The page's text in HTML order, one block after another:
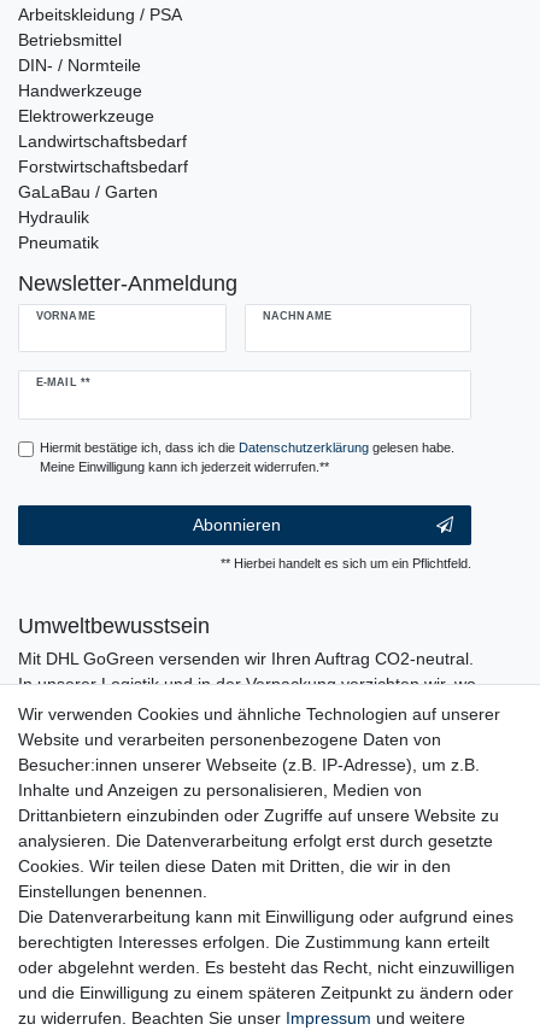
Arbeitskleidung / PSA
Betriebsmittel
DIN- / Normteile
Handwerkzeuge
Elektrowerkzeuge
Landwirtschaftsbedarf
Forstwirtschaftsbedarf
GaLaBau / Garten
Hydraulik
Pneumatik
Newsletter-Anmeldung
VORNAME NACHNAME
E-MAIL **
Newsletter
Hiermit bestätige ich, dass ich die Daten­schutz­erklärunggelesen habe.
Meine Einwilligung kann ich jederzeit widerrufen.**
Abonnieren
** Hierbei handelt es sich um ein Pflichtfeld.
Umweltbewusstsein
Mit DHL GoGreen versenden wir Ihren Auftrag CO2-neutral.
In unserer Logistik und in der Verpackung verzichten wir, wo
immer es möglich ist, auf den Einsatz von Kunststoffen und
Plastik.
Wir verwenden Cookies und ähnliche Technologien auf unserer
Website und verarbeiten personenbezogene Daten von
Besucher:innen unserer Webseite (z.B. IP-Adresse), um z.B.
Inhalte und Anzeigen zu personalisieren, Medien von
Drittanbietern einzubinden oder Zugriffe auf unsere Website zu
analysieren. Die Datenverarbeitung erfolgt erst durch gesetzte
Cookies. Wir teilen diese Daten mit Dritten, die wir in den
Einstellungen benennen.
Die Datenverarbeitung kann mit Einwilligung oder aufgrund eines
berechtigten Interesses erfolgen. Die Zustimmung kann erteilt
oder abgelehnt werden. Es besteht das Recht, nicht einzuwilligen
und die Einwilligung zu einem späteren Zeitpunkt zu ändern oder
zu widerrufen. Beachten Sie unser Impressum und weitere